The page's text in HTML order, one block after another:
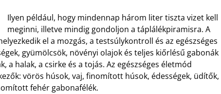
Ilyen például, hogy mindennap három liter tiszta vizet kell
meginni, illetve mindig gondoljon a táplálékpiramisra. A
el a mozgás, a testsúlykontroll és az egészséges
gyümölcsök, növényi olajok és teljes kiőrlésű gabonák
a halak, a csirke és a tojás. Az egészséges életmód
vörös húsok, vaj, finomított húsok, édességek, üdítők,
fehér gabonafélék.